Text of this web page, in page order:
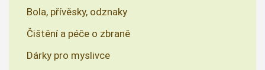
Bola, přívěsky, odznaky
Čištění a péče o zbraně
Dárky pro myslivce